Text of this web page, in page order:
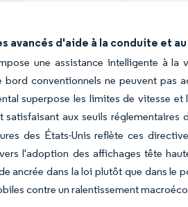
d'aide à la conduite et
une assistance intelligente à
conventionnels ne peuvent pas
superpose les limites de vitesse
aux seuils réglementaires
des États-Unis reflète ces
l'adoption des affichages tête
ancrée dans la loi plutôt que dans le
contre un ralentissement